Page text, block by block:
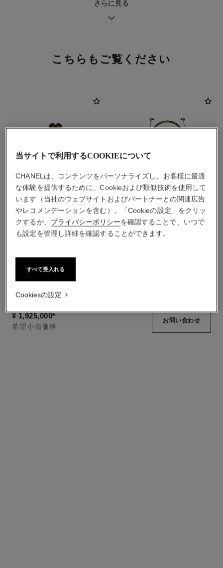
お手入れに関するアドバイス
さらに見る
こちらもご覧ください
プルミエール エディション
オリジナル
ローゴールドのコーティング
（0.1ミクロン）、ブラックレ
ザー、ブラック ラッカー ダ
イヤル
参照番号H6951
¥ 990,000
詳細を表示する
プルミエール サウンド ウォ
ッチ
ングを施したステンレスステ
ィール製イヤホン
¥ 1,925,000*
希望小売価格
お問い合わせ
当サイトで利用するCOOKIEについて
CHANELは、コンテンツをパーソナライズし、お客様に最適
な体験を提供するために、Cookieおよび類似技術を使用して
います（当社のウェブサイトおよびパートナーとの関連広告
やレコメンデーションを含む）。「Cookieの設定」をクリッ
クするか、 プライバシーポリシーを確認することで、いつで
も設定を管理し詳細を確認することができます。
すべて受入れる
Cookiesの設定